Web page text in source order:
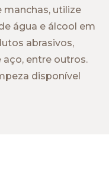
manchas, utilize
água e álcool em
abrasivos,
entre outros.
disponível